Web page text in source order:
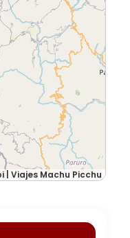
| Viajes Machu Picchu